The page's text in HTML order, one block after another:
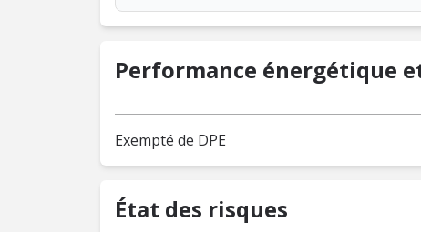
Performance énergétique
Exempté de DPE
État des risques